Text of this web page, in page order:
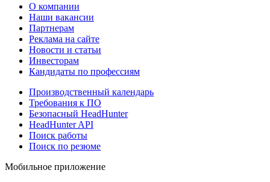
О компании
Наши вакансии
Партнерам
Реклама на сайте
Новости и статьи
Инвесторам
Кандидаты по профессиям
Производственный календарь
Требования к ПО
Безопасный HeadHunter
HeadHunter API
Поиск работы
Поиск по резюме
Мобильное приложение